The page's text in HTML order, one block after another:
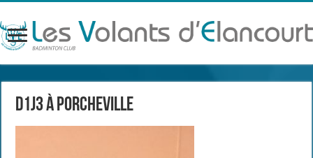
D1J3 à Porcheville